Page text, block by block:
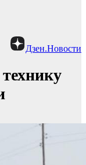
Дзен.Новости